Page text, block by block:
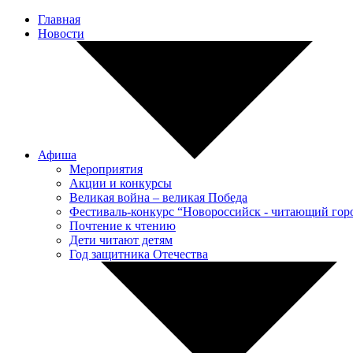
Главная
Новости
Афиша
Мероприятия
Акции и конкурсы
Великая война – великая Победа
Фестиваль-конкурс “Новороссийск - читающий
Почтение к чтению
Дети читают детям
Год защитника Отечества